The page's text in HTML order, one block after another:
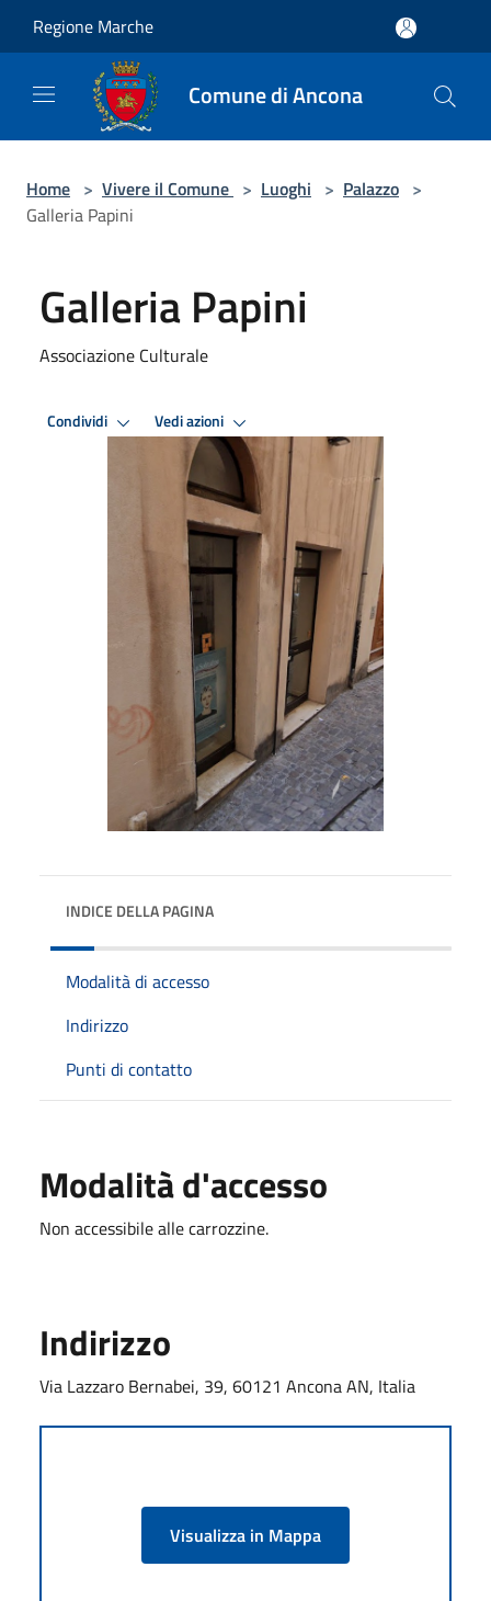
Regione Marche
Comune di Ancona
Home > Vivere il Comune > Luoghi > Palazzo >
Galleria Papini
Galleria Papini
Associazione Culturale
Condividi Vedi azioni
INDICE DELLA PAGINA
Modalità di accesso
Indirizzo
Punti di contatto
Modalità d'accesso
Non accessibile alle carrozzine.
Indirizzo
Via Lazzaro Bernabei, 39, 60121 Ancona AN, Italia
Visualizza in Mappa